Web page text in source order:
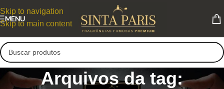
Skip to navigation
Skip to main content
MENU
Arquivos da tag: